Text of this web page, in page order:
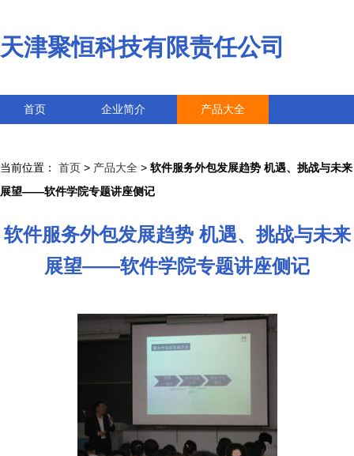
天津聚恒科技有限责任公司
首页 企业简介 产品大全
当前位置： 首页 > 产品大全 > 软件服务外包发展趋势 机遇、挑战与未来
展望——软件学院专题讲座侧记
软件服务外包发展趋势 机遇、挑战与未来
展望——软件学院专题讲座侧记